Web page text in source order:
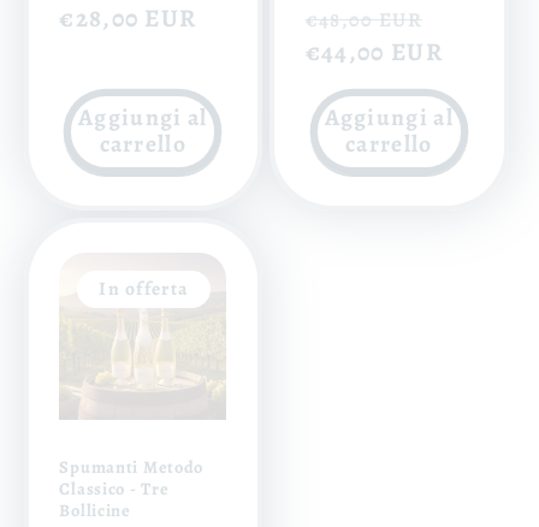
Prezzo
listino
€28,00 EUR
Aggiungi al
carrello
Prezzo
di
listino
€48,00 EUR
€44,00 EUR
Aggiungi al
carrello
In offerta
Spumanti Metodo
Classico - Tre
Bollicine